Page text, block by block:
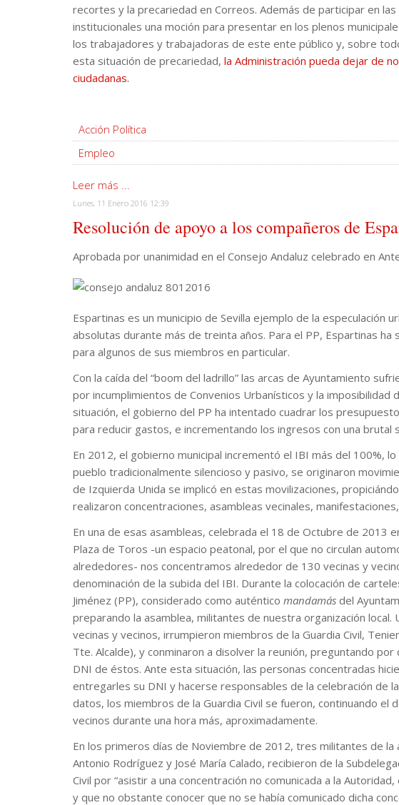
recortes y la precariedad en Correos. Además de participar en
institucionales una moción para presentar en los plenos
los trabajadores y trabajadoras de este ente público y, sobre
esta situación de precariedad, la Administración pueda dejar de
ciudadanas.
Acción Política
Empleo
Leer más ...
Lunes, 11 Enero 2016 12:39
Resolución de apoyo a los compañeros de
Aprobada por unanimidad en el Consejo Andaluz celebrado en
Espartinas es un municipio de Sevilla ejemplo de la especulación
absolutas durante más de treinta años. Para el PP, Espartinas
para algunos de sus miembros en particular.
Con la caída del “boom del ladrillo” las arcas de Ayuntamiento
por incumplimientos de Convenios Urbanísticos y la
situación, el gobierno del PP ha intentado cuadrar los
para reducir gastos, e incrementando los ingresos con una brutal
En 2012, el gobierno municipal incrementó el IBI más del 100%,
pueblo tradicionalmente silencioso y pasivo, se originaron
de Izquierda Unida se implicó en estas movilizaciones,
realizaron concentraciones, asambleas vecinales,
En una de esas asambleas, celebrada el 18 de Octubre de 2013
Plaza de Toros -un espacio peatonal, por el que no circulan
alrededores- nos concentramos alrededor de 130 vecinas y
denominación de la subida del IBI. Durante la colocación de
Jiménez (PP), considerado como auténtico mandamás del
preparando la asamblea, militantes de nuestra organización local.
vecinas y vecinos, irrumpieron miembros de la Guardia Civil,
Tte. Alcalde), y conminaron a disolver la reunión, preguntando
DNI de éstos. Ante esta situación, las personas concentradas
entregarles su DNI y hacerse responsables de la celebración de
datos, los miembros de la Guardia Civil se fueron, continuando el
vecinos durante una hora más, aproximadamente.
En los primeros días de Noviembre de 2012, tres militantes de la
Antonio Rodríguez y José María Calado, recibieron de la
Civil por “asistir a una concentración no comunicada a la
y que no obstante conocer que no se había comunicado dicha